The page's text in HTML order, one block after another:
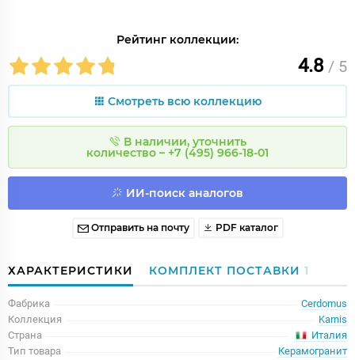
Рейтинг коллекции:
4.8 / 5
Смотреть всю коллекцию
В наличии, уточнить
количество – +7 (495) 966-18-01
ИИ-поиск аналогов
Отправить на почту PDF каталог
ХАРАКТЕРИСТИКИ КОМПЛЕКТ ПОСТАВКИ 1
Фабрика
Cerdomus
Коллекция
Karnis
Страна
Италия
Тип товара
Керамогранит